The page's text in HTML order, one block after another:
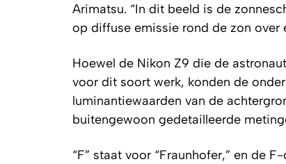
Arimatsu. “In dit beeld is de
op diffuse emissie rond de zon over
Hoewel de Nikon Z9 die de
voor dit soort werk, konden de
luminantiewaarden van de
buitengewoon gedetailleerde
“F” staat voor “Fraunhofer,” en de